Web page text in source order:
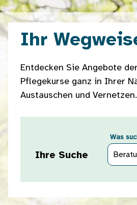
Ihr
Entdecken Sie Angebote
Pflegekurse ganz in Ihrer
Austauschen und Vernetzen.
Ihre Suche
Was